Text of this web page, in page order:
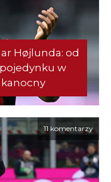
Højlunda: od
w
11 komentarzy